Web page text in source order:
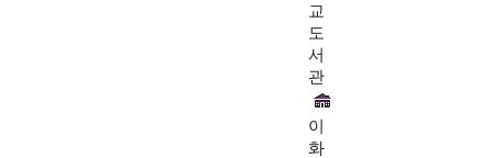
교
도
서
관
이
화